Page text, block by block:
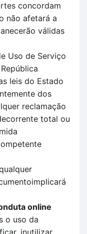
concordam
não afetará a
válidas
Uso de Serviço
leis do Estado
dos
reclamação
total ou
online
o uso da
inutilizar,